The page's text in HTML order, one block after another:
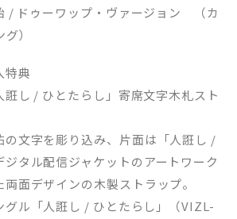
/ ドゥーワップ・ヴァージョン （カ
）
特典
誑し / ひとたらし」寄席文字木札スト
の文字を彫り込み、片面は「人誑し /
タル配信ジャケットのアートワーク
面デザインの木製ストラップ。
グル「人誑し / ひとたらし」（VIZL-